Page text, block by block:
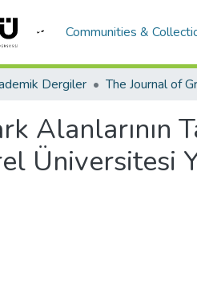
Communities &
Dergiler
Alanlarının
Üniversitesi